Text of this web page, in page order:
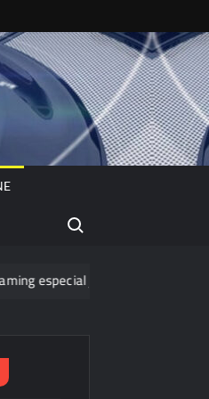
Search for:
junto a PassThor